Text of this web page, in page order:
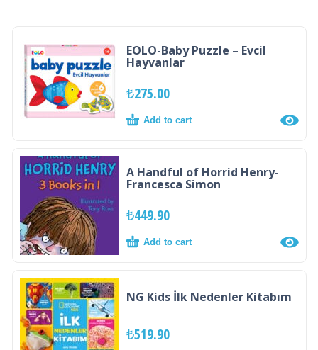
EOLO-Baby Puzzle – Evcil
Hayvanlar
₺275.00
Add to cart
A Handful of Horrid Henry-
Francesca Simon
₺449.90
Add to cart
NG Kids İlk Nedenler Kitabım
₺519.90